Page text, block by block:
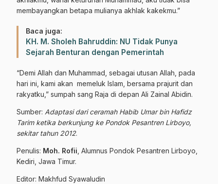
membayangkan betapa mulianya akhlak kakekmu.”
Baca juga:
KH. M. Sholeh Bahruddin: NU Tidak Punya
Sejarah Benturan dengan Pemerintah
“Demi Allah dan Muhammad, sebagai utusan Allah, pada
hari ini, kami akan memeluk Islam, bersama prajurit dan
rakyatku,” sumpah sang Raja di depan Ali Zainal Abidin.
Sumber: Adaptasi dari ceramah Habib Umar bin Hafidz
Tarim ketika berkunjung ke Pondok Pesantren Lirboyo,
sekitar tahun 2012.
Penulis: Moh. Rofii, Alumnus Pondok Pesantren Lirboyo,
Kediri, Jawa Timur.
Editor: Makhfud Syawaludin